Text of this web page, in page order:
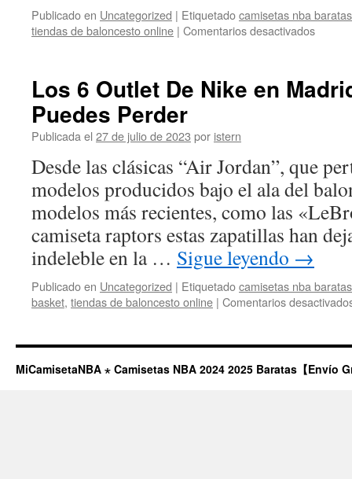
Publicado en Uncategorized | Etiquetadocamisetas nba
tiendas de baloncesto online | Comentarios desactivadosen
De
Los 6 Outlet De Nike en
Puedes Perder
Publicada el 27 de julio de 2023 por istern
Desde las clásicas “Air Jordan”, que
modelos producidos bajo el ala del
modelos más recientes, como las
camiseta raptors estas zapatillas han
indeleble en la … Sigue leyendo →
Publicado en Uncategorized | Etiquetadocamisetas nba
basket, tiendas de baloncesto online | Comentarios
MiCamisetaNBA ⋆ Camisetas NBA 2024 2025 Baratas【Envío